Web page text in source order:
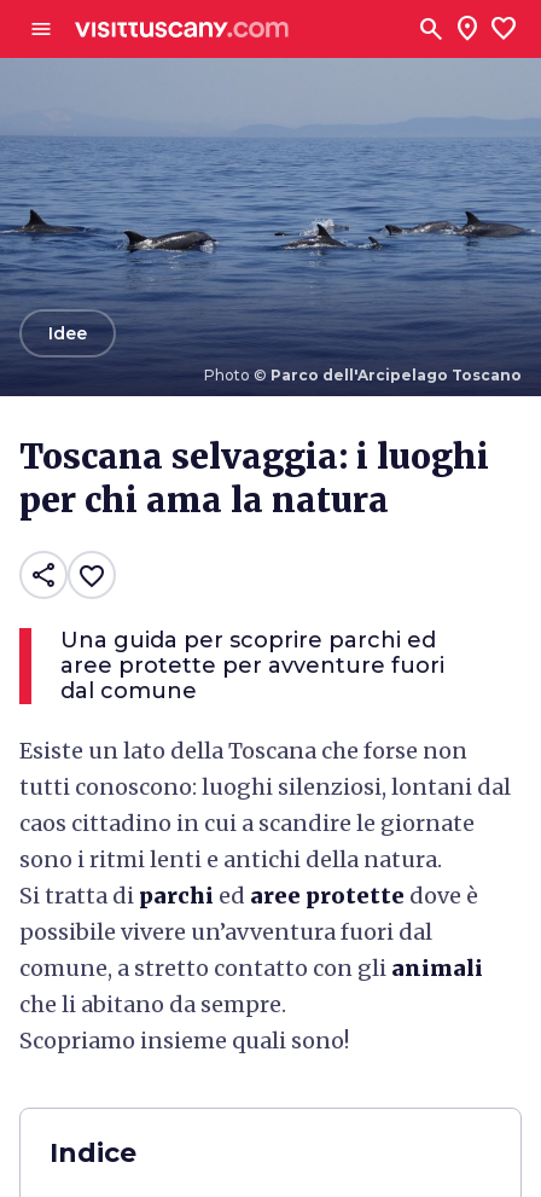
menu search location_on favorite
Photo © Parco dell'Arcipelago Toscano
arrow_backIdee
Toscana selvaggia: i luoghi
per chi ama la natura
share favorite_border
Una guida per scoprire parchi ed
aree protette per avventure fuori
dal comune
Esiste un lato della Toscana che forse non
tutti conoscono: luoghi silenziosi, lontani dal
caos cittadino in cui a scandire le giornate
sono i ritmi lenti e antichi della natura.
Si tratta di parchi ed aree protette dove è
possibile vivere un’avventura fuori dal
comune, a stretto contatto con gli animali
che li abitano da sempre.
Scopriamo insieme quali sono!
Indice